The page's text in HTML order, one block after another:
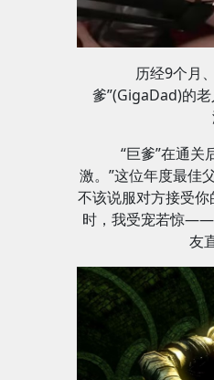
历经9个月
爹”(GigaDad)的
“巨爹”在通关
激。”这位年度最佳
不该说服对方接受
时，我受宠若惊——
友